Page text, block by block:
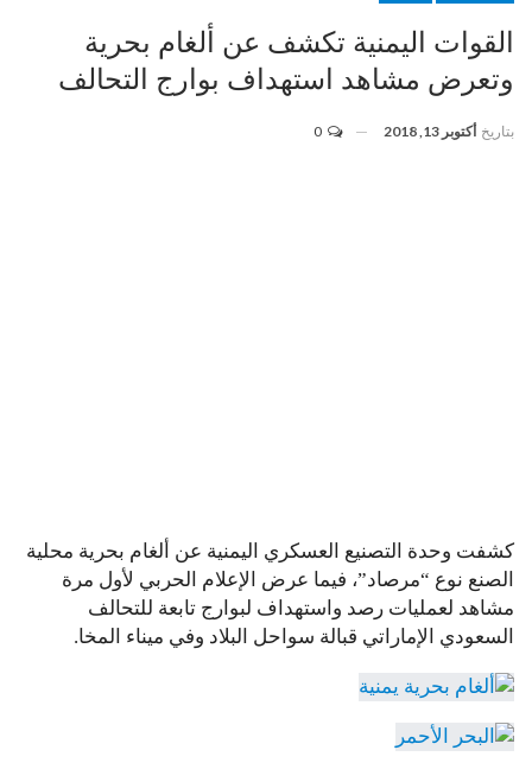
القوات اليمنية تكشف عن ألغام بحرية
وتعرض مشاهد استهداف بوارج التحالف
بتاريخ أكتوبر 13, 2018
كشفت وحدة التصنيع العسكري اليمنية عن ألغام بحرية محلية
الصنع نوع “مرصاد”، فيما عرض الإعلام الحربي لأول مرة
مشاهد لعمليات رصد واستهداف لبوارج تابعة للتحالف
السعودي الإماراتي قبالة سواحل البلاد وفي ميناء المخا.